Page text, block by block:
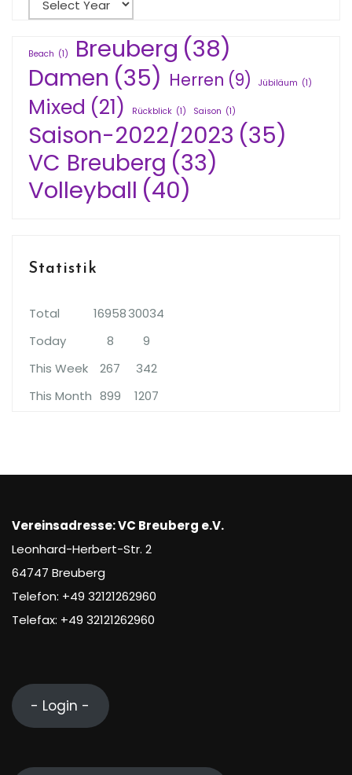
Beach (1) Breuberg (38)
Damen (35) Herren (9) Jübiläum (1)
Mixed (21) Rückblick (1) Saison (1)
Saison-2022/2023 (35)
VC Breuberg (33)
Volleyball (40)
Statistik
Total 1695830034
Today
8
9
This Week
267
342
This Month 899 1207
Vereinsadresse: VC Breuberg e.V.
Leonhard-Herbert-Str. 2
64747 Breuberg
Telefon: +49 32121262960
Telefax: +49 32121262960
- Login -